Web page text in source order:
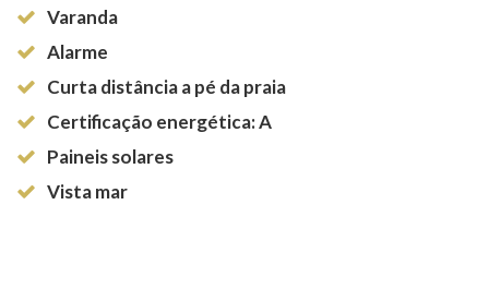
Varanda
Alarme
Curta distância a pé da praia
Certificação energética: A
Paineis solares
Vista mar